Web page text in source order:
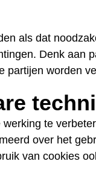
als dat
Denk aan
partijen worden
te
over het
van cookies